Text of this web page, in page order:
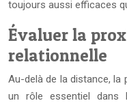
toujours aussi efficaces
Évaluer la
relationnelle
Au-delà de la distance, la
un rôle essentiel dans